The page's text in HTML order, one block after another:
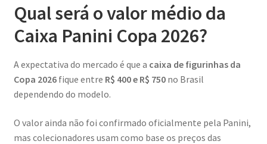
Qual será o valor médio da
Caixa Panini Copa 2026?
A expectativa do mercado é que a caixa de figurinhas da
Copa 2026fique entre R$ 400 e R$ 750no Brasil
dependendo do modelo.
O valor ainda não foi confirmado oficialmente pela Panini,
mas colecionadores usam como base os preços das